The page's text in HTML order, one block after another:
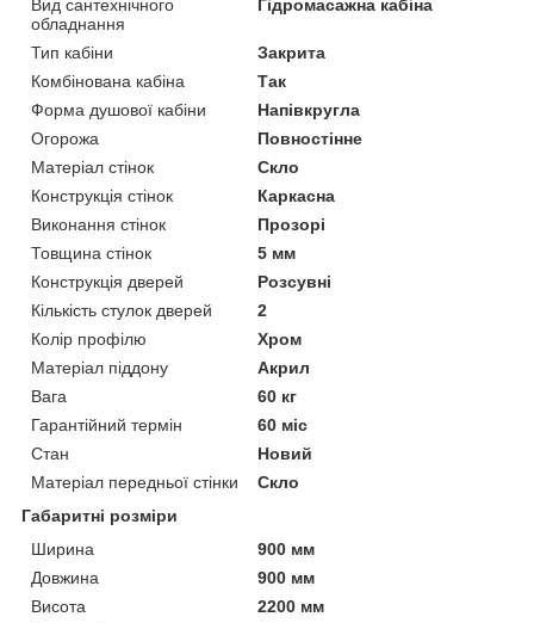
Вид сантехнічного
обладнання
Гідромасажна кабіна
Тип кабіни
Закрита
Комбінована кабіна
Так
Форма душової кабіни
Напівкругла
Огорожа
Повностінне
Матеріал стінок
Скло
Конструкція стінок
Каркасна
Виконання стінок
Прозорі
Товщина стінок
5 мм
Конструкція дверей
Розсувні
Кількість стулок дверей
2
Колір профілю
Хром
Матеріал піддону
Акрил
Вага
60 кг
Гарантійний термін
60 міс
Стан
Новий
Матеріал передньої стінки
Скло
Габаритні розміри
Ширина
900 мм
Довжина
900 мм
Висота
2200 мм